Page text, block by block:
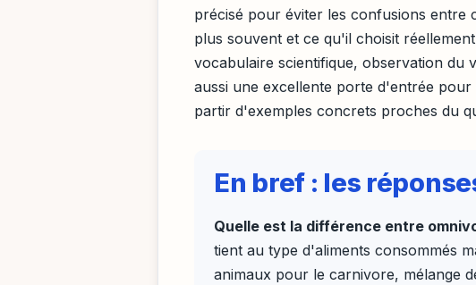
précisé pour éviter les confusions entre
plus souvent et ce qu'il choisit
vocabulaire scientifique, observation du
aussi une excellente porte d'entrée
partir d'exemples concrets proches du
En bref : les
Quelle est la différence entre
tient au type d'aliments consommés
animaux pour le carnivore, mélange